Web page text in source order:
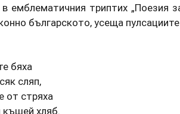
емблематичния триптих „Поезия
българското, усеща
бяха
сляп,
от стряха
къшей хляб.